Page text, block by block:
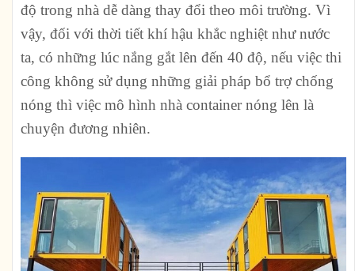
độ trong nhà dễ dàng thay đổi theo môi trường. Vì
vậy, đối với thời tiết khí hậu khắc nghiệt như nước
ta, có những lúc nắng gắt lên đến 40 độ, nếu việc thi
công không sử dụng những giải pháp bổ trợ chống
nóng thì việc mô hình nhà container nóng lên là
chuyện đương nhiên.